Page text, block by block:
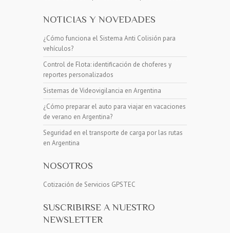
NOTICIAS Y NOVEDADES
¿Cómo funciona el Sistema Anti Colisión para
vehículos?
Control de Flota: identificación de choferes y
reportes personalizados
Sistemas de Videovigilancia en Argentina
¿Cómo preparar el auto para viajar en vacaciones
de verano en Argentina?
Seguridad en el transporte de carga por las rutas
en Argentina
NOSOTROS
Cotización de Servicios GPSTEC
SUSCRIBIRSE A NUESTRO
NEWSLETTER